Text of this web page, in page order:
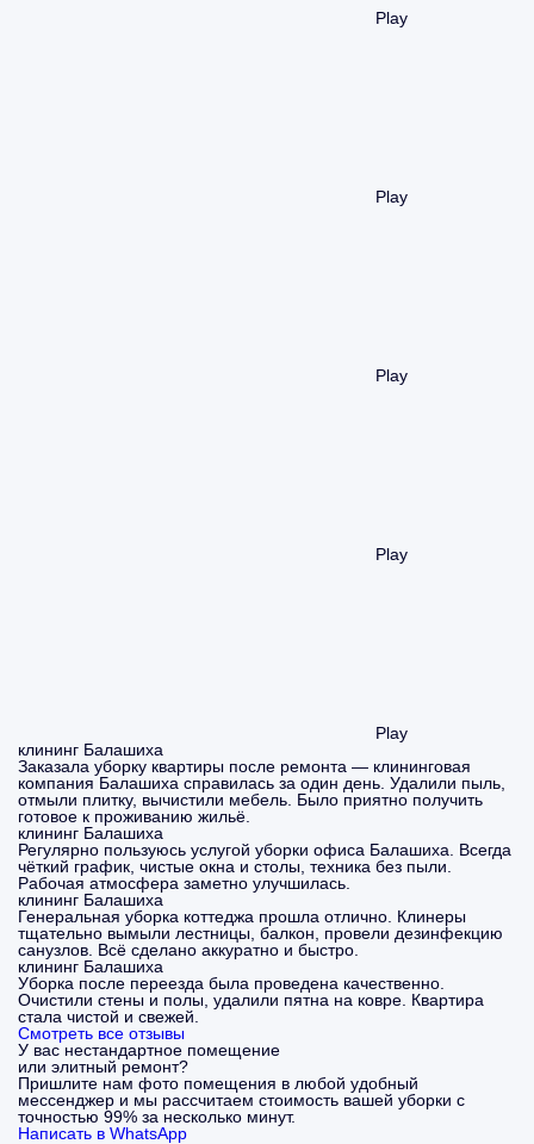
Play
Play
Play
Play
Play
клининг Балашиха
Заказала уборку квартиры после ремонта — клининговая
компания Балашиха справилась за один день. Удалили пыль,
отмыли плитку, вычистили мебель. Было приятно получить
готовое к проживанию жильё.
клининг Балашиха
Регулярно пользуюсь услугой уборки офиса Балашиха. Всегда
чёткий график, чистые окна и столы, техника без пыли.
Рабочая атмосфера заметно улучшилась.
клининг Балашиха
Генеральная уборка коттеджа прошла отлично. Клинеры
тщательно вымыли лестницы, балкон, провели дезинфекцию
санузлов. Всё сделано аккуратно и быстро.
клининг Балашиха
Уборка после переезда была проведена качественно.
Очистили стены и полы, удалили пятна на ковре. Квартира
стала чистой и свежей.
Смотреть все отзывы
У вас нестандартное помещение
или элитный ремонт?
Пришлите нам фото помещения в любой удобный
мессенджер и мы рассчитаем стоимость вашей уборки с
точностью 99% за несколько минут.
Написать в WhatsApp